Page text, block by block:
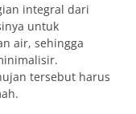
integral dari
untuk
air, sehingga
tersebut harus